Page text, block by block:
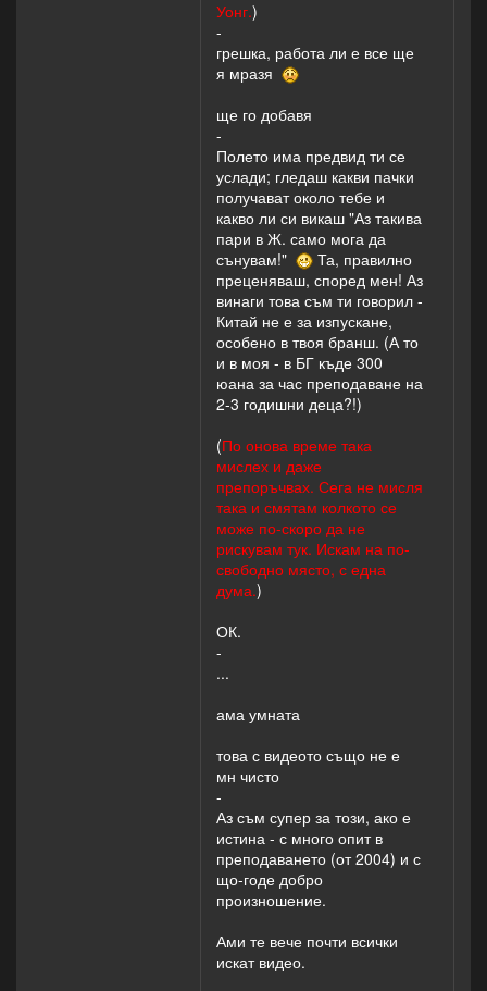
Уонг.)
-
грешка, работа ли е все ще
я мразя
ще го добавя
-
Полето има предвид ти се
услади; гледаш какви пачки
получават около тебе и
какво ли си викаш "Аз такива
пари в Ж. само мога да
сънувам!"
Та, правилно
преценяваш, според мен! Аз
винаги това съм ти говорил -
Китай не е за изпускане,
особено в твоя бранш. (А то
и в моя - в БГ къде 300
юана за час преподаване на
2-3 годишни деца?!)
(По онова време така
мислех и даже
препоръчвах. Сега не мисля
така и смятам колкото се
може по-скоро да не
рискувам тук. Искам на по-
свободно място, с една
дума.)
ОК.
-
...
ама умната
това с видеото също не е
мн чисто
-
Аз съм супер за този, ако е
истина - с много опит в
преподаването (от 2004) и с
що-годе добро
произношение.
Ами те вече почти всички
искат видео.